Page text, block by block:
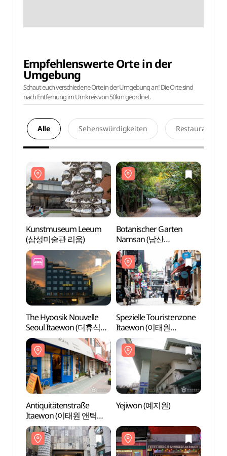
Empfehlenswerte Orte in der
Umgebung
Schaut euch verschiedene Orte in der Umgebung an! Die Orte sind
nach Entfernung im Umkreis von 50km geordnet.
Alle Sehenswürdigkeiten Restaurants
Kunstmuseum Leeum
(삼성미술관 리움)
Botanischer Garten
Namsan (남산
야외식물원)
The Hyoosik Nouvelle
Seoul Itaewon (더휴식
누베르 서울 이태원점)
Spezielle Touristenzone
Itaewon (이태원
관광특구)
Antiquitätenstraße
Itaewon (이태원 앤틱
가구 거리)
Yejiwon (예지원)